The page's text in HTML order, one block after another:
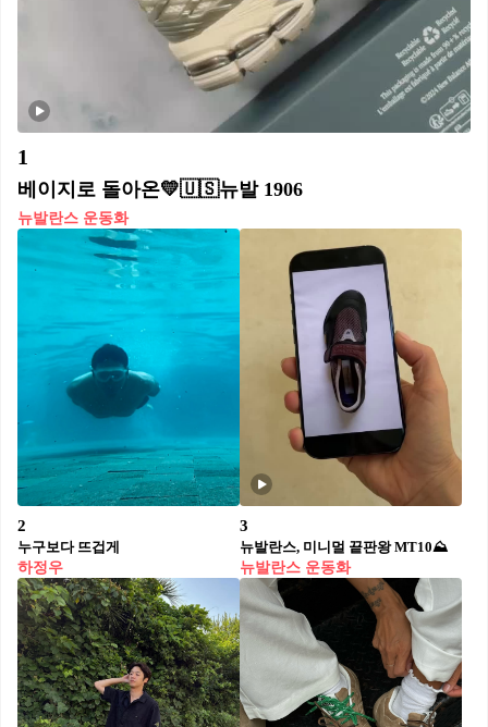
1
베이지로 돌아온💛🇺🇸뉴발 1906
뉴발란스 운동화
2
누구보다 뜨겁게⁠
하정우
3
뉴발란스, 미니멀 끝판왕 MT10⛰️
뉴발란스 운동화